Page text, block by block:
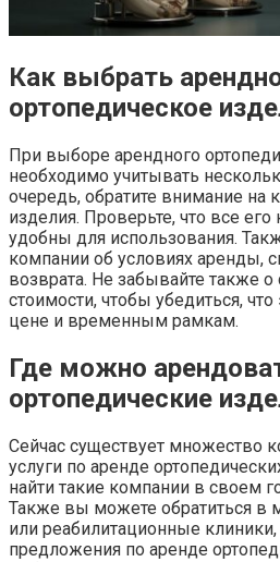
Как выбрать
ортопедическое
При выборе арендного
необходимо учитывать
очередь, обратите внимание на
изделия. Проверьте, что все
удобны для использования.
компании об условиях аренды,
возврата. Не забывайте также
стоимости, чтобы убедиться,
цене и временным рамкам.
Где можно
ортопедические
Сейчас существует множество
услуги по аренде
найти такие компании в своем
Также вы можете обратиться в
или реабилитационные
предложения по аренде